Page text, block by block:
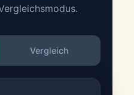
Vergleich